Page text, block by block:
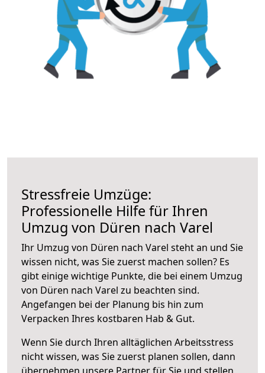
Stressfreie Umzüge:
Professionelle Hilfe für Ihren
Umzug von Düren nach Varel
Ihr Umzug von Düren nach Varel steht an und Sie
wissen nicht, was Sie zuerst machen sollen? Es
gibt einige wichtige Punkte, die bei einem Umzug
von Düren nach Varel zu beachten sind.
Angefangen bei der Planung bis hin zum
Verpacken Ihres kostbaren Hab & Gut.
Wenn Sie durch Ihren alltäglichen Arbeitsstress
nicht wissen, was Sie zuerst planen sollen, dann